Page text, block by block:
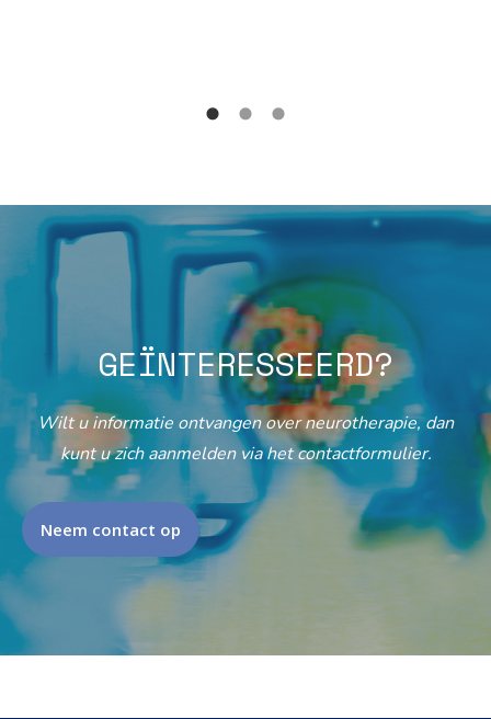
GEÏNTERESSEERD?
Wilt u informatie ontvangen over neurotherapie, dan
kunt u zich aanmelden via het contactformulier.
Neem contact op